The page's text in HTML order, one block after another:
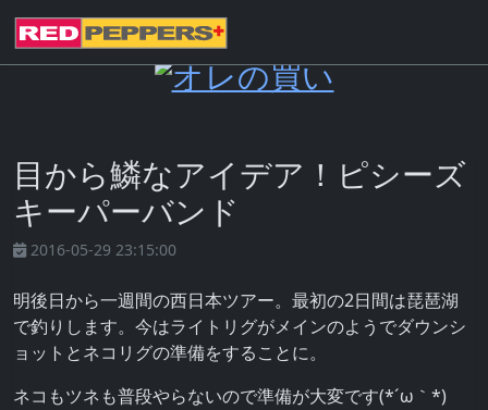
目から鱗なアイデア！ピシーズ
キーパーバンド
2016-05-29 23:15:00
明後日から一週間の西日本ツアー。最初の2日間は琵琶湖
で釣りします。今はライトリグがメインのようでダウンシ
ョットとネコリグの準備をすることに。
ネコもツネも普段やらないので準備が大変です(*´ω｀*)